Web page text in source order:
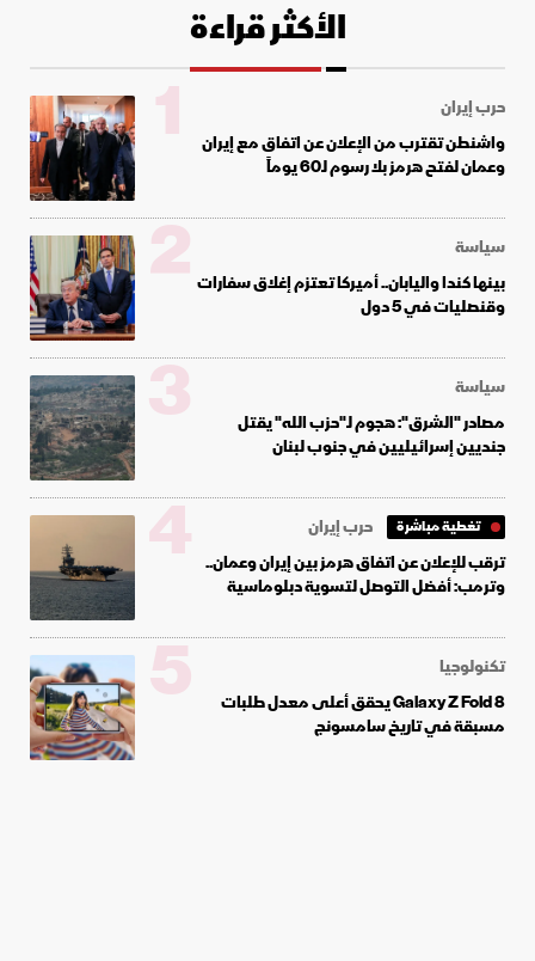
الأكثر قراءة
حرب إيران
واشنطن تقترب من الإعلان عن اتفاق مع إيران
وعمان لفتح هرمز بلا رسوم لـ60 يوماً
1
سياسة
بينها كندا واليابان.. أميركا تعتزم إغلاق سفارات
وقنصليات في 5 دول
2
سياسة
مصادر "الشرق": هجوم لـ"حزب الله" يقتل
جنديين إسرائيليين في جنوب لبنان
3
تغطية مباشرة
حرب إيران
ترقب للإعلان عن اتفاق هرمز بين إيران وعمان..
وترمب: أفضل التوصل لتسوية دبلوماسية
4
تكنولوجيا
Galaxy Z Fold 8 يحقق أعلى معدل طلبات
مسبقة في تاريخ سامسونج
5